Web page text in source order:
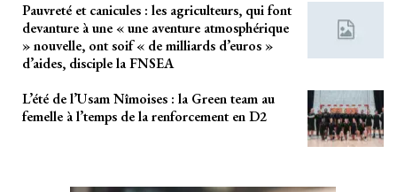
Pauvreté et canicules : les agriculteurs, qui font
devanture à une « une aventure atmosphérique
» nouvelle, ont soif « de milliards d’euros »
d’aides, disciple la FNSEA
L’été de l’Usam Nîmoises : la Green team au
femelle à l’temps de la renforcement en D2